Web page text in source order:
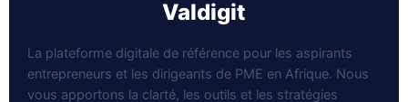
valdigit
La plateforme digitale de référence pour les aspirants
entrepreneurs et les dirigeants de PME en Afrique. Nous
vous apportons la clarté, les outils et les stratégies